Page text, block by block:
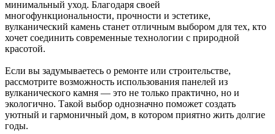
минимальный уход. Благодаря своей
многофункциональности, прочности и эстетике,
вулканический камень станет отличным выбором для тех, кто
хочет соединить современные технологии с природной
красотой.
Если вы задумываетесь о ремонте или строительстве,
рассмотрите возможность использования панелей из
вулканического камня — это не только практично, но и
экологично. Такой выбор однозначно поможет создать
уютный и гармоничный дом, в котором приятно жить долгие
годы.